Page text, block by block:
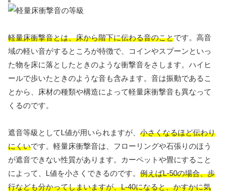
軽量床衝撃音とは、床から階下に伝わる音のことです。高音
域の軽い音がするところが特徴で、コインやスプーンといっ
た物を床に落としたときのような衝撃音をさします。ハイヒ
ールで歩いたときのような音も含みます。音は振動であるこ
とから、床材の種類や構造によって軽量床衝撃音も異なって
くるのです。
遮音等級としてL値が用いられますが、 小さくなるほど伝わり
にくいです。軽量床衝撃音は、フローリングや石張りのほう
が遮音できない性質があります。カーペットや畳にすること
によって、L値を小さくできるのです。 例えばL-50の場合、歩
行なども分かってしまいますが、L-40になると、かすかに気